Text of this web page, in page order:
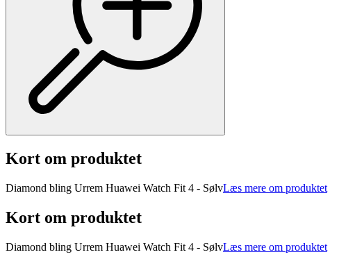
Kort om produktet
Diamond bling Urrem Huawei Watch Fit 4 - SølvLæs mere om produktet
Kort om produktet
Diamond bling Urrem Huawei Watch Fit 4 - SølvLæs mere om produktet